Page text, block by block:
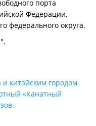
порта
Федерации,
федерального округа.
".
китайским городом
«Канатный